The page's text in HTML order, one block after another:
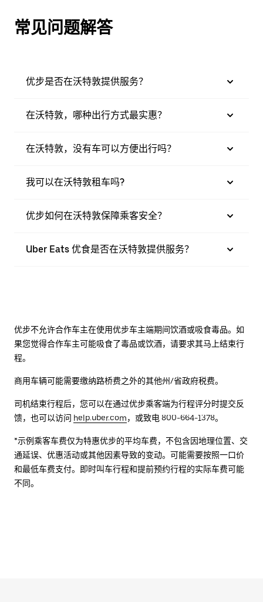
常见问题解答
优步是否在沃特敦提供服务？
在沃特敦，哪种出行方式最实惠？
在沃特敦，没有车可以方便出行吗？
我可以在沃特敦租车吗?
优步如何在沃特敦保障乘客安全？
Uber Eats 优食是否在沃特敦提供服务？
优步不允许合作车主在使用优步车主端期间饮酒或吸食毒品。如
果您觉得合作车主可能吸食了毒品或饮酒，请要求其马上结束行
程。
商用车辆可能需要缴纳路桥费之外的其他州/省政府税费。
司机结束行程后，您可以在通过优步乘客端为行程评分时提交反
馈，也可以访问 help.uber.com，或致电 800-664-1378。
*示例乘客车费仅为特惠优步的平均车费，不包含因地理位置、交
通延误、优惠活动或其他因素导致的变动。可能需要按照一口价
和最低车费支付。即时叫车行程和提前预约行程的实际车费可能
不同。